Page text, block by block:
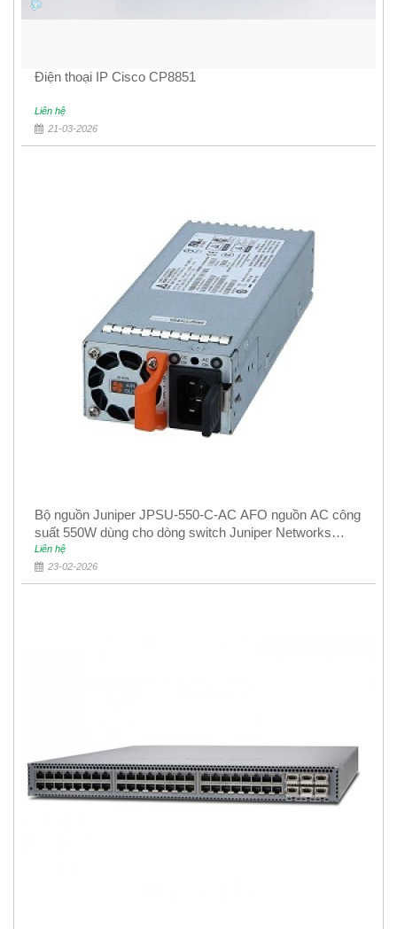
Điện thoại IP Cisco CP8851
Liên hệ
21-03-2026
Bộ nguồn Juniper JPSU-550-C-AC AFO nguồn AC công
suất 550W dùng cho dòng switch Juniper Networks
EX4400
Liên hệ
23-02-2026